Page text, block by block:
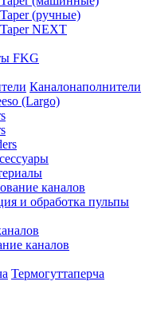
(ручные)
NEXT
FKG
Каналонаполнители
(Largo)
каналов
и обработка пульпы
каналов
Термогуттаперча